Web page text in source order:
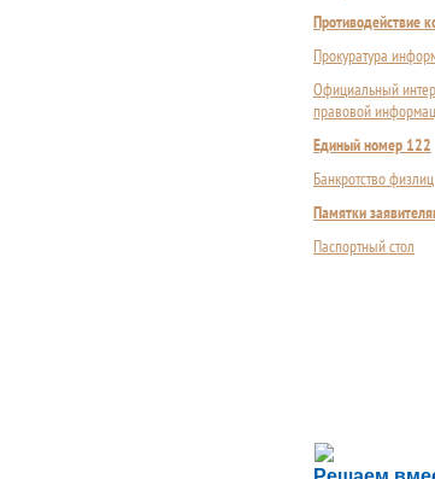
Противодействие
Прокуратура
Официальный
правовой
Единый номер 122
Банкротство физлиц
Памятки
Паспортный стол
Сложности